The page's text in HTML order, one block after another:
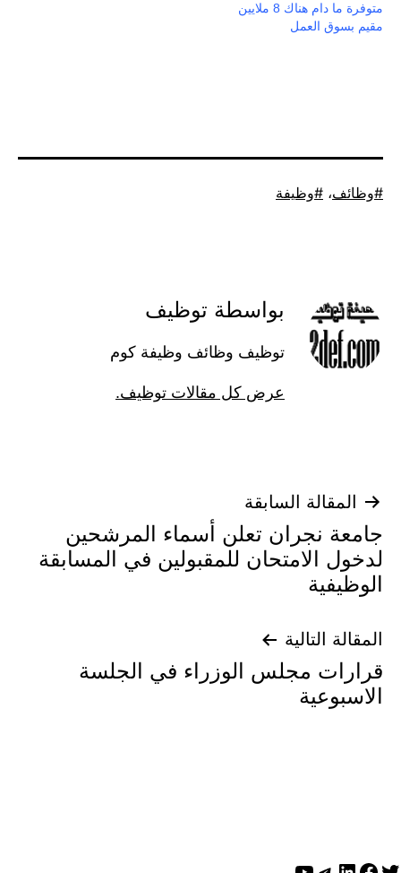
متوفرة ما دام هناك 8 ملايين
مقيم بسوق العمل
موسوم
وظائف، وظيفة
بواسطة توظيف
توظيف وظائف وظيفة كوم
عرض كل مقالات توظيف.
تصفّح
المقالات
المقالة السابقة
جامعة نجران تعلن أسماء المرشحين
لدخول الامتحان للمقبولين في المسابقة
الوظيفية
المقالة التالية
قرارات مجلس الوزراء في الجلسة
الاسبوعية